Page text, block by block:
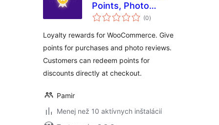
Points, Photo
Reviews & UGC for
(0celkové
hodnotenie
)
Loyalty rewards for WooCommerce. Give
points for purchases and photo reviews.
Customers can redeem points for
discounts directly at checkout.
Pamir
Menej než 10 aktívnych inštalácií